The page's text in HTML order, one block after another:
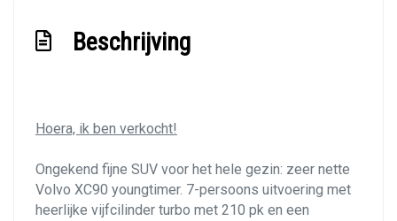
Hoofdsteunen voor en achter
Lendesteun(en) verstelbaar
Middenarmsteun voor
Beschrijving
Hoera, ik ben verkocht!
Ongekend fijne SUV voor het hele gezin: zeer nette
Volvo XC90 youngtimer. 7-persoons uitvoering met
heerlijke vijfcilinder turbo met 210 pk en een